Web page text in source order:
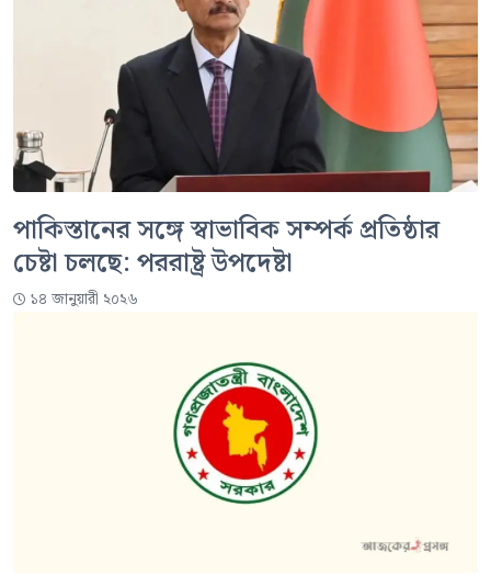
পাকিস্তানের সঙ্গে স্বাভাবিক সম্পর্ক প্রতিষ্ঠার
চেষ্টা চলছে: পররাষ্ট্র উপদেষ্টা
১৪ জানুয়ারী ২০২৬